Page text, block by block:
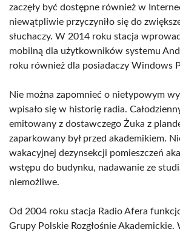
zaczęły być dostępne również w
niewątpliwie przyczyniło się do
słuchaczy. W 2014 roku stacja
mobilną dla użytkowników systemu
roku również dla posiadaczy Windows
Nie można zapomnieć o nietypowym
wpisało się w historię radia.
emitowany z dostawczego Żuka z
zaparkowany był przed akademikiem.
wakacyjnej dezynsekcji pomieszczeń
wstępu do budynku, nadawanie ze
niemożliwe.
Od 2004 roku stacja Radio Afera
Grupy Polskie Rozgłośnie